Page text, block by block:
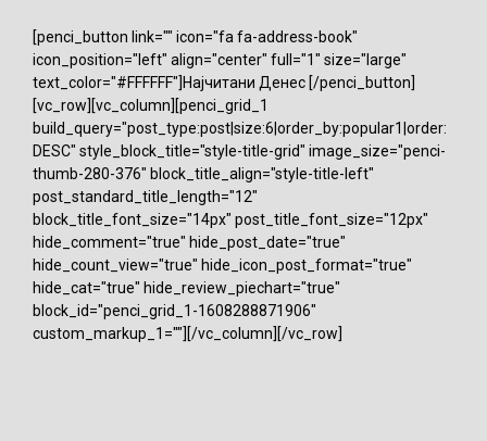
[penci_button link="" icon="fa fa-address-book"
icon_position="left" align="center" full="1" size="large"
text_color="#FFFFFF"]Најчитани Денес [/penci_button]
[vc_row][vc_column][penci_grid_1
build_query="post_type:post|size:6|order_by:popular1|order:
DESC" style_block_title="style-title-grid" image_size="penci-
thumb-280-376" block_title_align="style-title-left"
post_standard_title_length="12"
block_title_font_size="14px" post_title_font_size="12px"
hide_comment="true" hide_post_date="true"
hide_count_view="true" hide_icon_post_format="true"
hide_cat="true" hide_review_piechart="true"
block_id="penci_grid_1-1608288871906"
custom_markup_1=""][/vc_column][/vc_row]